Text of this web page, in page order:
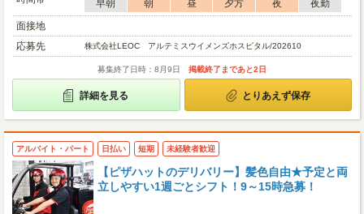
早朝 朝 昼 夕方 夜
夜勤
面接地
応募先
株式会社LEOC アルテミスウイメンズホスピタル/202610
募集終了日時：8月9日 掲載終了まであと2日
詳細を見る とりあえず保存
アルバイト・パート 日払い 短期 未経験者歓迎
【ピザハットのデリバリー】髪色自由★予定と両
立しやすい1週ごとシフト！9～15時急募！